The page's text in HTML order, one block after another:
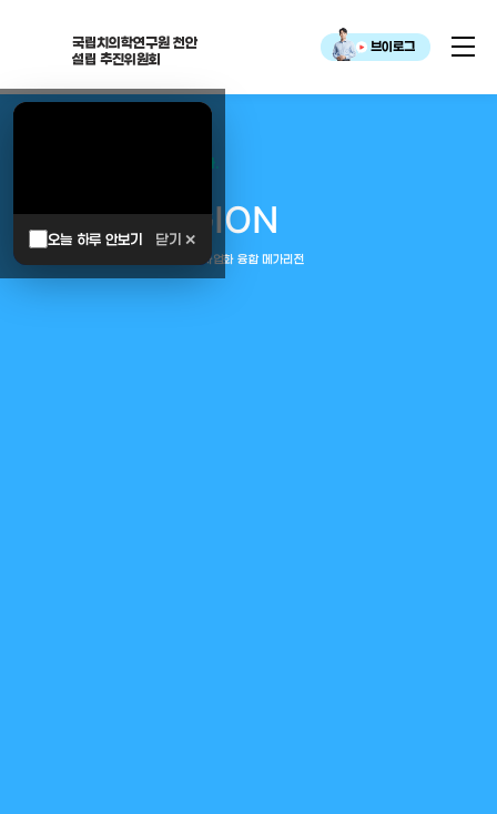
국립치의학연구원 천안
설립 추진위원회
브이로그
오늘 하루 안보기 닫기 ✕
대한민국은 두번이나 약속하였습니다.
MEGAREGION
중부권 전체를 잇는 연구–임상–평가–사업화 융합 메가리전